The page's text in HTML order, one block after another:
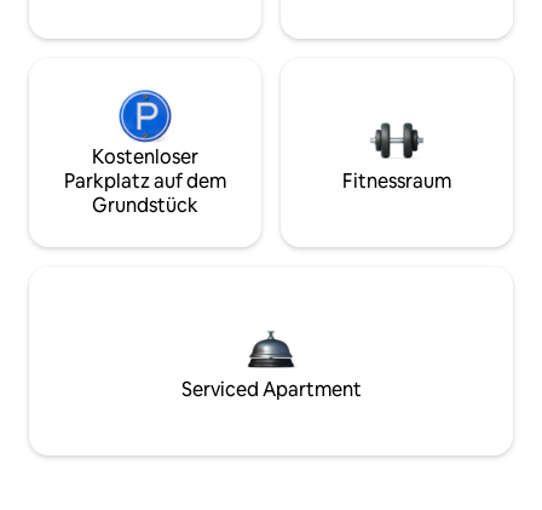
Kostenloser
Parkplatz auf dem
Grundstück
Fitnessraum
Serviced Apartment